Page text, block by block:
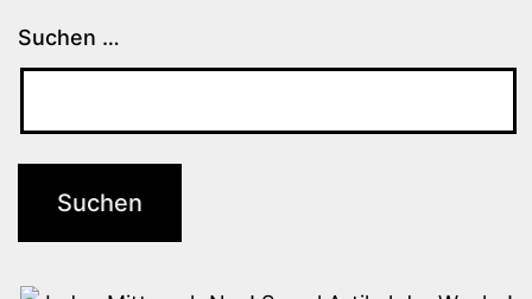
Suchen …